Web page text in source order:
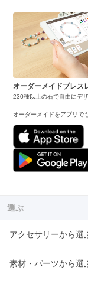
オーダーメイドブレス
230種以上の石で自由にデ
オーダーメイドをアプリで
選ぶ
アクセサリーから選
素材・パーツから選